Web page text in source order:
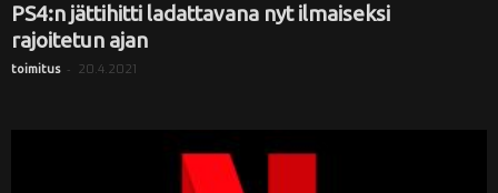
PS4:n jättihitti ladattavana nyt ilmaiseksi
rajoitetun ajan
toimitus - 20.4.2021